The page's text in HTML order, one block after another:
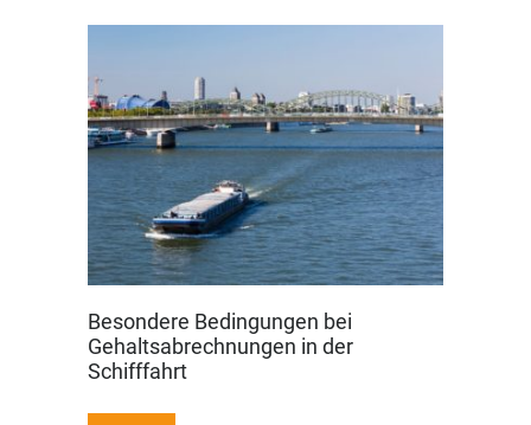
Besondere Bedingungen bei
Gehaltsabrechnungen in der
Schifffahrt